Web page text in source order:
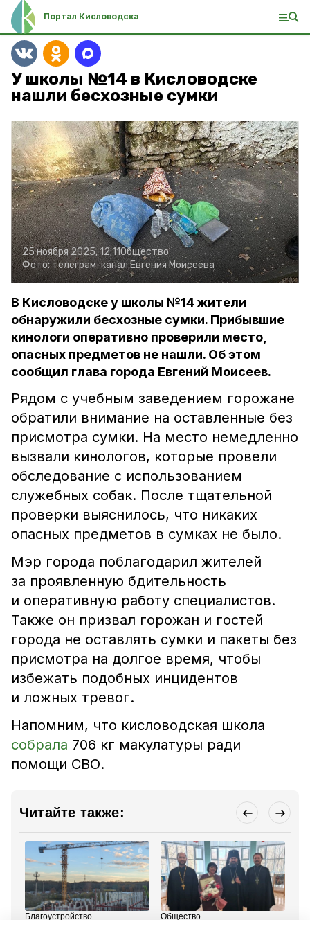
Портал Кисловодска
У школы №14 в Кисловодске
нашли бесхозные сумки
25 ноября 2025, 12:11Общество
Фото:телеграм-канал Евгения Моисеева
В Кисловодске у школы №14 жители
обнаружили бесхозные сумки. Прибывшие
кинологи оперативно проверили место,
опасных предметов не нашли. Об этом
сообщил глава города Евгений Моисеев.
Рядом с учебным заведением горожане
обратили внимание на оставленные без
присмотра сумки. На место немедленно
вызвали кинологов, которые провели
обследование с использованием
служебных собак. После тщательной
проверки выяснилось, что никаких
опасных предметов в сумках не было.
Мэр города поблагодарил жителей
за проявленную бдительность
и оперативную работу специалистов.
Также он призвал горожан и гостей
города не оставлять сумки и пакеты без
присмотра на долгое время, чтобы
избежать подобных инцидентов
и ложных тревог.
Напомним, что кисловодская школа
собрала 706 кг макулатуры ради
помощи СВО.
Читайте также:
Благоустройство Общество